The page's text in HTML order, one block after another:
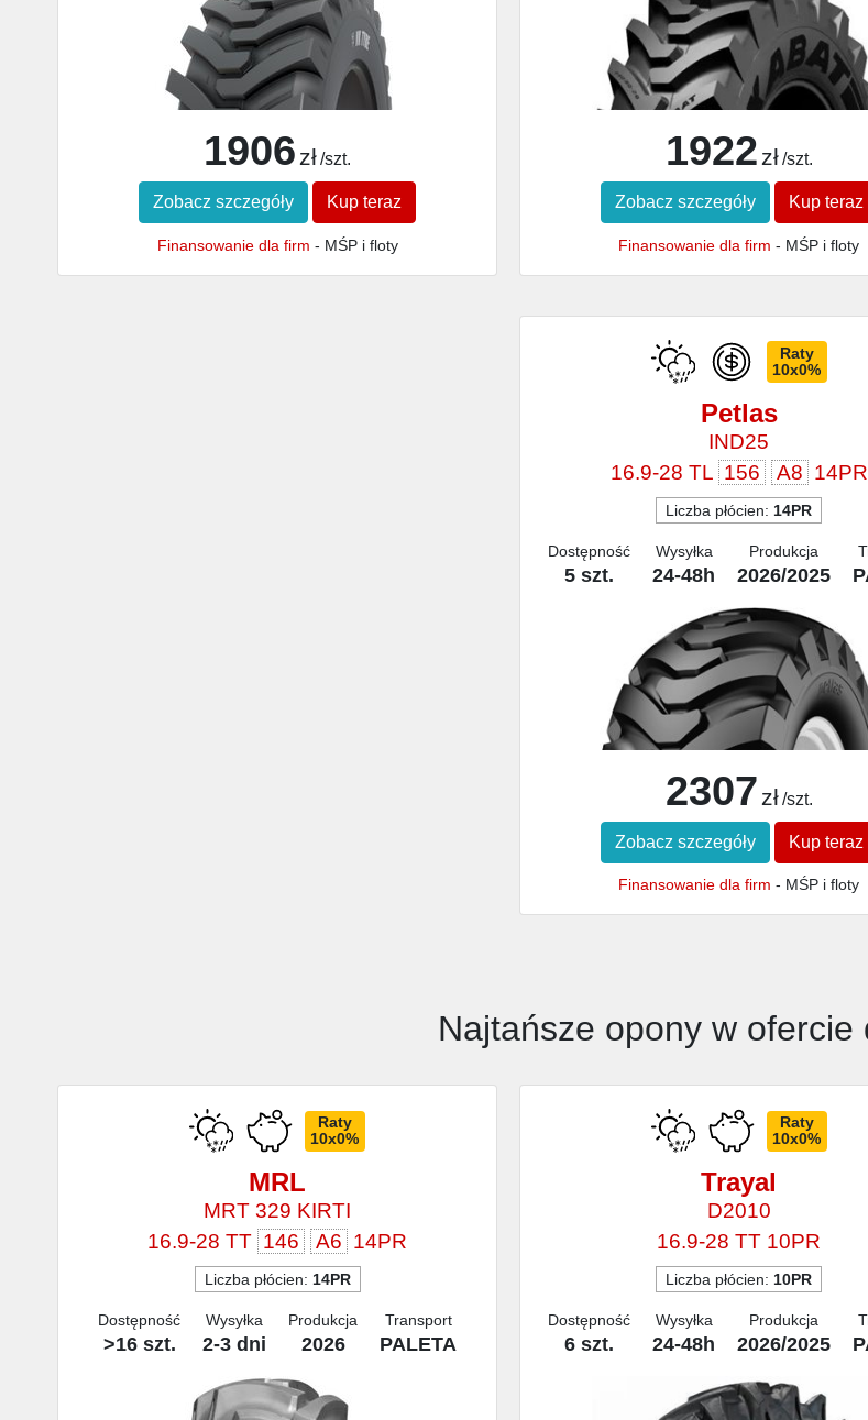
1906 zł/szt.
Zobacz szczegóły Kup teraz
Finansowanie dla firm - MŚP i floty
1922 zł/szt.
Zobacz szczegóły Kup teraz
Finansowanie dla firm - MŚP i floty
Raty
10x0%
Petlas
IND25
16.9-28 TL 156 A8 14PR
Liczba płócien: 14PR
Dostępność
5 szt.
Wysyłka
24-48h
Produkcja
2026/2025
2307 zł/szt.
Zobacz szczegóły Kup teraz
Finansowanie dla firm - MŚP i floty
Najtańsze opony w ofercie
Raty
10x0%
MRL
MRT 329 KIRTI
16.9-28 TT 146 A6 14PR
Liczba płócien: 14PR
Dostępność
>16 szt.
Wysyłka
2-3 dni
Produkcja
2026
Transport
PALETA
Raty
10x0%
Trayal
D2010
16.9-28 TT 10PR
Liczba płócien:10PR
Dostępność
6 szt.
Wysyłka
24-48h
Produkcja
2026/2025